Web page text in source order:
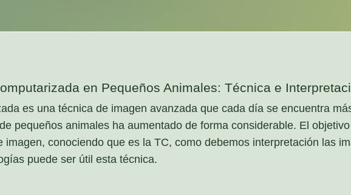
en Pequeños Animales: Técnica e
es una técnica de imagen avanzada que cada día se encuentra
pequeños animales ha aumentado de forma considerable. El
conociendo que es la TC, como debemos interpretación las
puede ser útil esta técnica.